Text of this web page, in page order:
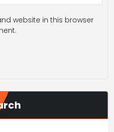
website in this browser